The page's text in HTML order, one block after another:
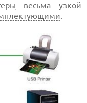
весьма узкой
.